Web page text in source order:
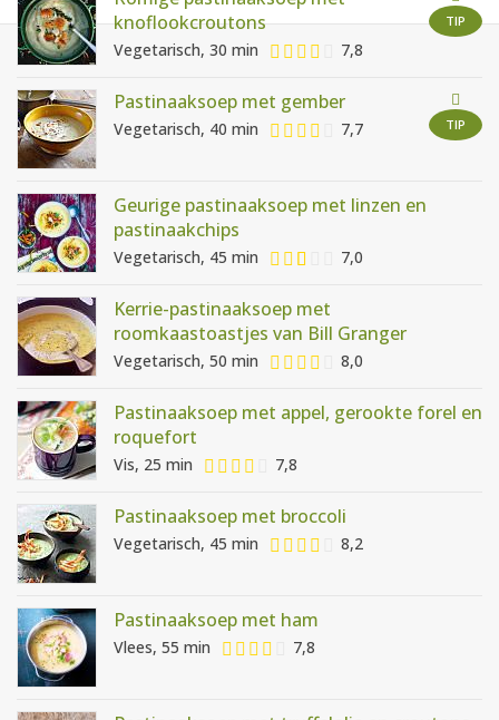
AANMELDEN
RECEPTEN
WEEKMENU'S
TIP
knoflookcroutons
Vegetarisch, 30 min 7,8
TIP
Pastinaaksoep met gember
Vegetarisch, 40 min 7,7
Geurige pastinaaksoep met linzen en
pastinaakchips
Vegetarisch, 45 min 7,0
Kerrie-pastinaaksoep met
roomkaastoastjes van Bill Granger
Vegetarisch, 50 min 8,0
Pastinaaksoep met appel, gerookte forel en
roquefort
Vis, 25 min 7,8
Pastinaaksoep met broccoli
Vegetarisch, 45 min 8,2
Pastinaaksoep met ham
Vlees, 55 min 7,8